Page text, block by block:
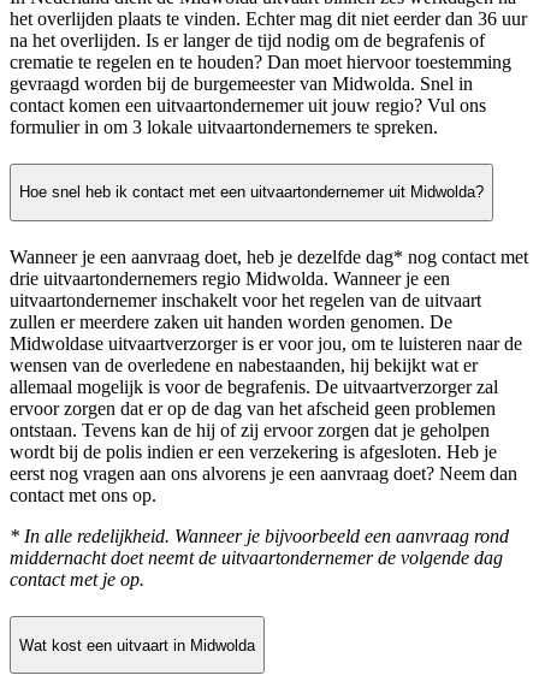
het overlijden plaats te vinden. Echter mag dit niet eerder dan 36 uur
na het overlijden. Is er langer de tijd nodig om de begrafenis of
crematie te regelen en te houden? Dan moet hiervoor toestemming
gevraagd worden bij de burgemeester van Midwolda. Snel in
contact komen een uitvaartondernemer uit jouw regio? Vul ons
formulier in om 3 lokale uitvaartondernemers te spreken.
Hoe snel heb ik contact met een uitvaartondernemer uit Midwolda?
Wanneer je een aanvraag doet, heb je dezelfde dag* nog contact met
drie uitvaartondernemers regio Midwolda. Wanneer je een
uitvaartondernemer inschakelt voor het regelen van de uitvaart
zullen er meerdere zaken uit handen worden genomen. De
Midwoldase uitvaartverzorger is er voor jou, om te luisteren naar de
wensen van de overledene en nabestaanden, hij bekijkt wat er
allemaal mogelijk is voor de begrafenis. De uitvaartverzorger zal
ervoor zorgen dat er op de dag van het afscheid geen problemen
ontstaan. Tevens kan de hij of zij ervoor zorgen dat je geholpen
wordt bij de polis indien er een verzekering is afgesloten. Heb je
eerst nog vragen aan ons alvorens je een aanvraag doet? Neem dan
contact met ons op.
* In alle redelijkheid. Wanneer je bijvoorbeeld een aanvraag rond
middernacht doet neemt de uitvaartondernemer de volgende dag
contact met je op.
Wat kost een uitvaart in Midwolda